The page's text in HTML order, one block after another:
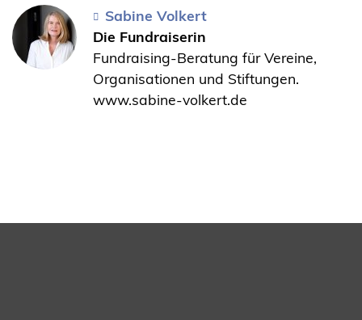
Sabine Volkert
Die Fundraiserin
Fundraising-Beratung für Vereine,
Organisationen und Stiftungen.
www.sabine-volkert.de